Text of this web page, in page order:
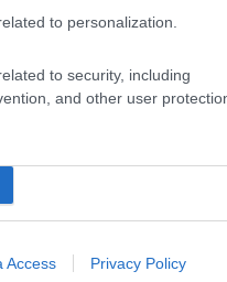
to personalization.
to security, including
and other user
Access Privacy Policy